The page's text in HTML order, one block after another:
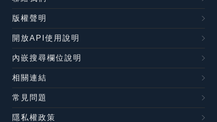
版權聲明
開放API使用說明
內嵌搜尋欄位說明
相關連結
常見問題
隱私權政策